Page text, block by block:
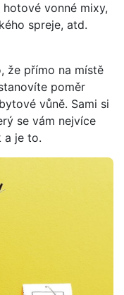
vonné mixy,
spreje, atd.
že přímo na místě
poměr
vůně. Sami si
se vám nejvíce
a je to.